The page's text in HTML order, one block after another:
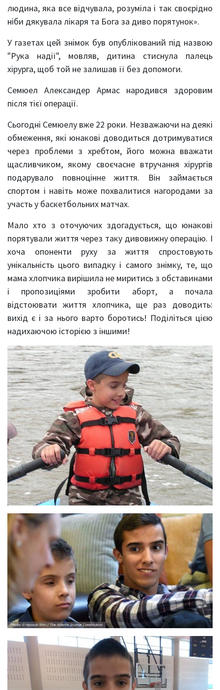
людина, яка все відчувала, розуміла і так своєрідно
ніби дякувала лікаря та Бога за диво порятунок».
У газетах цей знімок був опублікований під назвою
"Рука надії", мовляв, дитина стиснула палець
хірурга, щоб той не залишав її без допомоги.
Семюел Александер Армас народився здоровим
після тієї операції.
Сьогодні Семюелу вже 22 роки. Незважаючи на деякі
обмеження, які юнакові доводиться дотримуватися
через проблеми з хребтом, його можна вважати
щасливчиком, якому своєчасне втручання хірургів
подарувало повноцінне життя. Він займається
спортом і навіть може похвалитися нагородами за
участь у баскетбольних матчах.
Мало хто з оточуючих здогадується, що юнакові
порятували життя через таку дивовижну операцію. І
хоча опоненти руху за життя спростовують
унікальність цього випадку і самого знімку, те, що
мама хлопчика вирішила не миритись з обставинами
і пропозиціями зробити аборт, а почала
відстоювати життя хлопчика, ще раз доводить:
вихід є і за нього варто боротись! Поділіться цією
надихаючою історією з іншими!